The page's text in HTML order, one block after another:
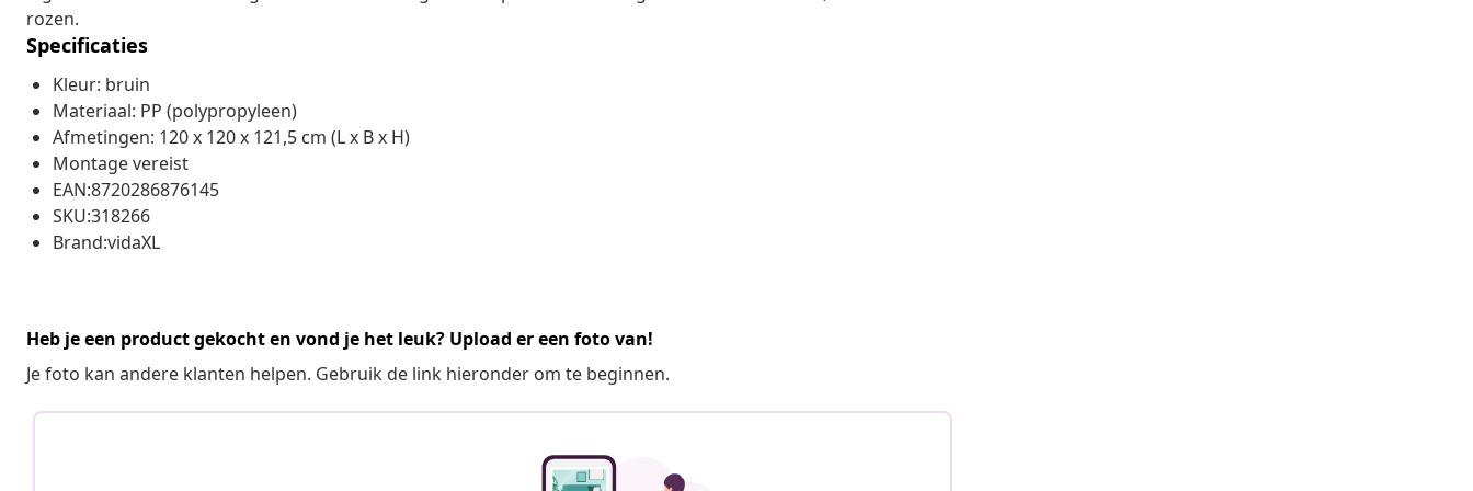
rozen.
Specificaties
Kleur: bruin
Materiaal: PP (polypropyleen)
Afmetingen: 120 x 120 x 121,5 cm (L x B x H)
Montage vereist
EAN:8720286876145
SKU:318266
Brand:vidaXL
Heb je een product gekocht en vond je het leuk? Upload er een foto van!
Je foto kan andere klanten helpen. Gebruik de link hieronder om te beginnen.